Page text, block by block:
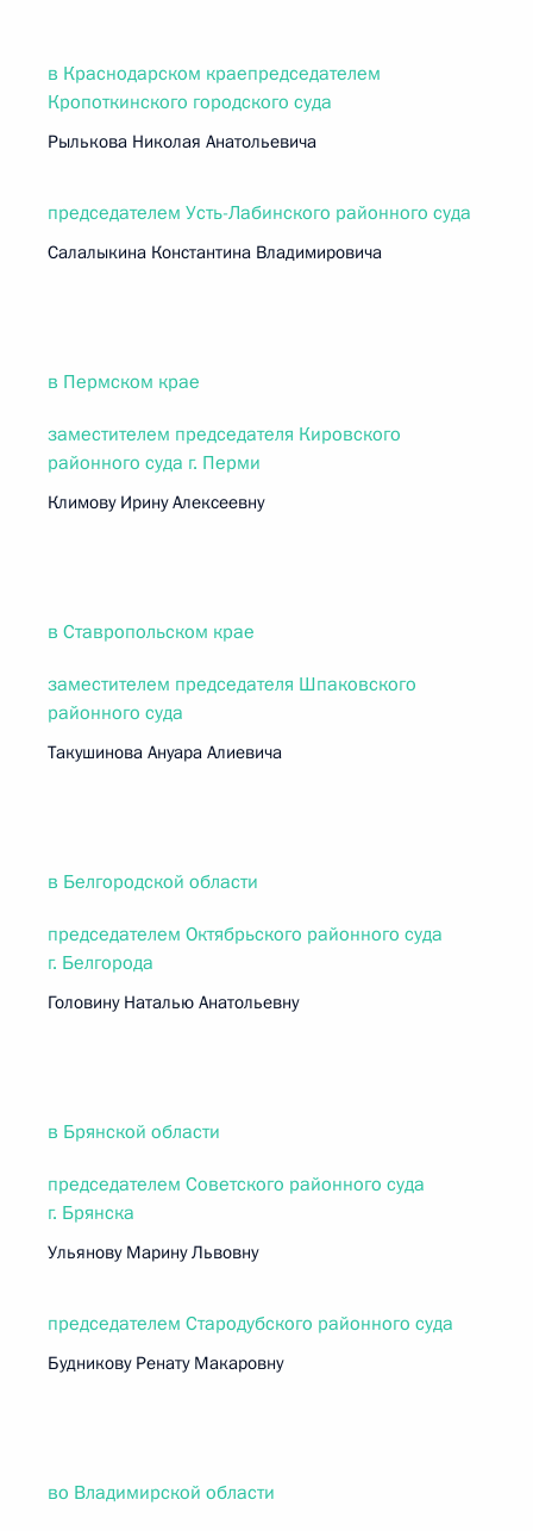
в Краснодарском краепредседателем
Кропоткинского городского суда
Рылькова Николая Анатольевича
председателем Усть-Лабинского районного суда
Салалыкина Константина Владимировича
в Пермском крае
заместителем председателя Кировского
районного суда г. Перми
Климову Ирину Алексеевну
в Ставропольском крае
заместителем председателя Шпаковского
районного суда
Такушинова Ануара Алиевича
в Белгородской области
председателем Октябрьского районного суда
г. Белгорода
Головину Наталью Анатольевну
в Брянской области
председателем Советского районного суда
г. Брянска
Ульянову Марину Львовну
председателем Стародубского районного суда
Будникову Ренату Макаровну
во Владимирской области